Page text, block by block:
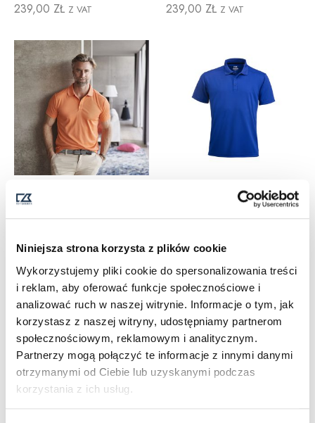
Niniejsza strona korzysta z plików cookie
Wykorzystujemy pliki cookie do spersonalizowania treści
i reklam, aby oferować funkcje społecznościowe i
analizować ruch w naszej witrynie. Informacje o tym, jak
korzystasz z naszej witryny, udostępniamy partnerom
społecznościowym, reklamowym i analitycznym.
Partnerzy mogą połączyć te informacje z innymi danymi
otrzymanymi od Ciebie lub uzyskanymi podczas
korzystania z ich usług.
239,00 ZŁ Z VAT 239,00 ZŁ Z VAT
KELOWNA POLO
149,00ZŁ Z VAT
KELOWNA POLO JUNIOR
149,00ZŁ Z VAT